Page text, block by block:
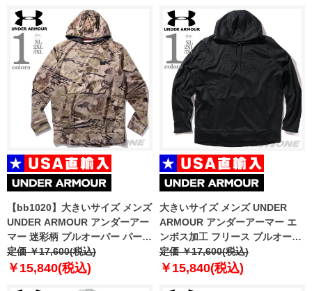
【bb1020】大きいサイズ メンズ
UNDER ARMOUR アンダーアー
マー 迷彩柄 プルオーバー パーカ
ー Storm Camo Kangzip
Hoodie USA直輸入 1375113-
定価 ￥17,600(税込)
￥15,840(税込)
大きいサイズ メンズ UNDER
ARMOUR アンダーアーマー エ
ンボス加工 フリース プルオーバ
ー パーカー USA直輸入
6004092-001
定価 ￥17,600(税込)
￥15,840(税込)